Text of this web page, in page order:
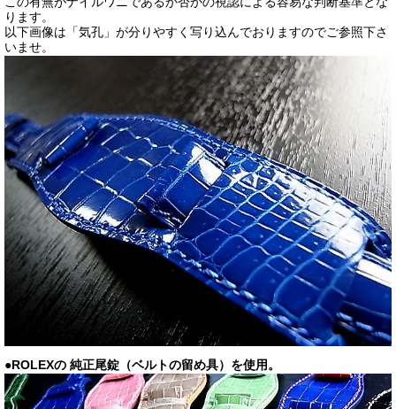
ります。
以下画像は「気孔」が分りやすく写り込んでおりますのでご参照下さ
いませ。
●ROLEXの 純正尾錠（ベルトの留め具）を使用。